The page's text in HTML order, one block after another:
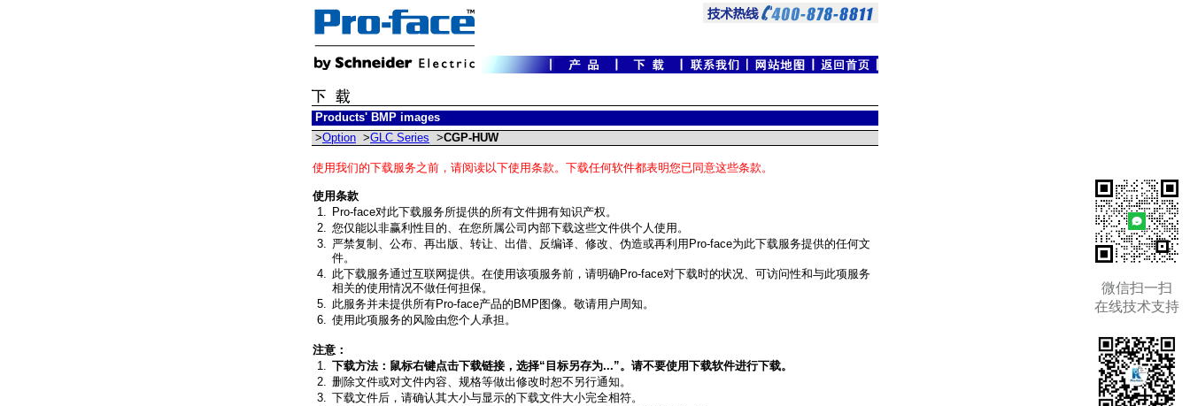
微信扫一扫
在线技术支持
Products' BMP images
>Option >GLC Series >CGP-HUW
使用我们的下载服务之前，请阅读以下使用条款。下载任何软件都表明您已同意这些条款。
使用条款
1. Pro-face对此下载服务所提供的所有文件拥有知识产权。
2. 您仅能以非赢利性目的、在您所属公司内部下载这些文件供个人使用。
3. 严禁复制、公布、再出版、转让、出借、反编译、修改、伪造或再利用Pro-face为此下载服务提供的任何文
件。
4. 此下载服务通过互联网提供。在使用该项服务前，请明确Pro-face对下载时的状况、可访问性和与此项服务
相关的使用情况不做任何担保。
5. 此服务并未提供所有Pro-face产品的BMP图像。敬请用户周知。
6. 使用此项服务的风险由您个人承担。
注意：
1. 下载方法：鼠标右键点击下载链接，选择“目标另存为...”。请不要使用下载软件进行下载。
2. 删除文件或对文件内容、规格等做出修改时恕不另行通知。
3. 下载文件后，请确认其大小与显示的下载文件大小完全相符。